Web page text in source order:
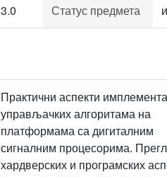
3.0 Статус предмета
Практични аспекти
управљачких алгоритама на
платформама са дигиталним
сигналним процесорима.
хардверских и програмских